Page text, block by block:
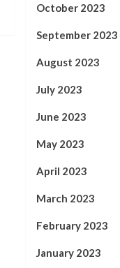
October 2023
September 2023
August 2023
July 2023
June 2023
May 2023
April 2023
March 2023
February 2023
January 2023